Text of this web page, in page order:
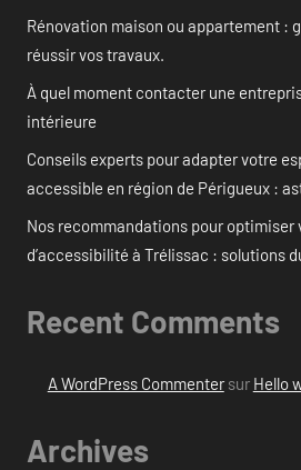
Rénovation maison ou appartement :
réussir vos travaux.
À quel moment contacter une
intérieure
Conseils experts pour adapter votre
accessible en région de Périgueux :
Nos recommandations pour optimiser
d’accessibilité à Trélissac : solutions
Recent Comments
A WordPress Commentersur Hello
Archives